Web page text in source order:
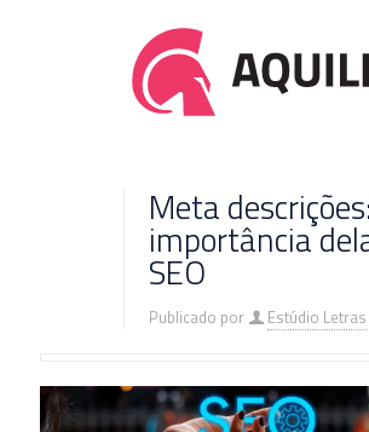
Meta
importância
SEO
Publicado por Estúdio Letras